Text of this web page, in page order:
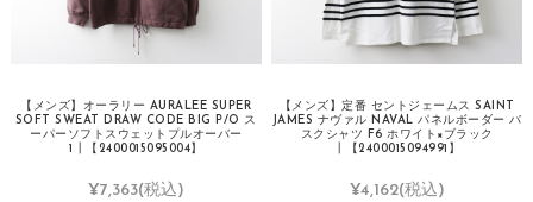
【メンズ】オーラリー AURALEE SUPER
SOFT SWEAT DRAW CODE BIG P/O ス
ーパーソフトスウェットプルオーバー
1┃【2400015095004】
¥7,363(税込)
【メンズ】定番 セントジェームス SAINT
JAMES ナヴァル NAVAL パネルボーダー バ
スクシャツ F6 ホワイト×ブラック
┃【2400015094991】
¥4,162(税込)